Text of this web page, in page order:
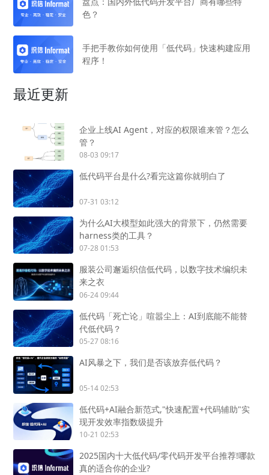
色？
手把手教你如何使用「低代码」快速构建应用
程序！
最近更新
企业上线AI Agent，对应的权限谁来管？怎么
管？
08-03 09:17
低代码平台是什么?看完这篇你就明白了
07-31 03:12
为什么AI大模型如此强大的背景下，仍然需要
harness类的工具？
07-28 01:53
服装公司邂逅织信低代码，以数字技术编织未
来之衣
06-24 09:44
低代码「死亡论」喧嚣尘上：AI到底能不能替
代低代码？
05-27 08:16
AI风暴之下，我们是否该放弃低代码？
05-14 02:53
低代码+AI融合新范式,"快速配置+代码辅助"实
现开发效率指数级提升
10-21 02:53
2025国内十大低代码/零代码开发平台推荐!哪款
真的适合你的企业?